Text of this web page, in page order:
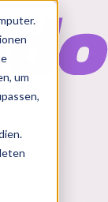
um